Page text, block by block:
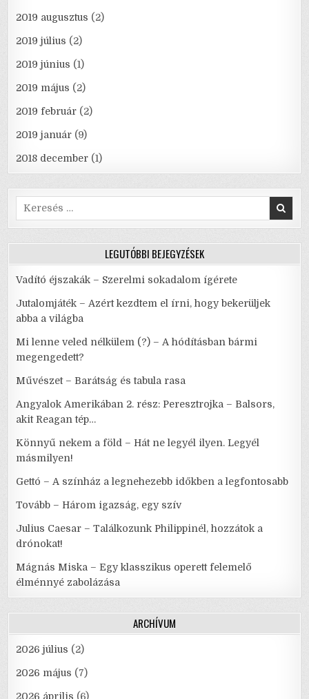
2019 augusztus (2)
2019 július (2)
2019 június (1)
2019 május (2)
2019 február (2)
2019 január (9)
2018 december (1)
Search
for:
LEGUTÓBBI BEJEGYZÉSEK
Vadító éjszakák – Szerelmi sokadalom ígérete
Jutalomjáték – Azért kezdtem el írni, hogy bekerüljek
abba a világba
Mi lenne veled nélkülem (?) – A hódításban bármi
megengedett?
Művészet – Barátság és tabula rasa
Angyalok Amerikában 2. rész: Peresztrojka – Balsors,
akit Reagan tép…
Könnyű nekem a föld – Hát ne legyél ilyen. Legyél
másmilyen!
Gettó – A színház a legnehezebb időkben a legfontosabb
Tovább – Három igazság, egy szív
Julius Caesar – Találkozunk Philippinél, hozzátok a
drónokat!
Mágnás Miska – Egy klasszikus operett felemelő
élménnyé zabolázása
ARCHÍVUM
2026 július (2)
2026 május (7)
2026 április (6)